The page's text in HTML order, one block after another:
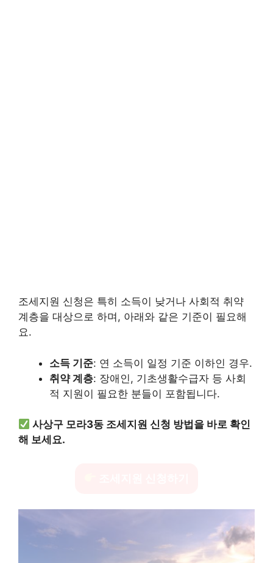
조세지원 신청은 특히 소득이 낮거나 사회적 취약
계층을 대상으로 하며, 아래와 같은 기준이 필요해
요.
소득 기준: 연 소득이 일정 기준 이하인 경우.
취약 계층: 장애인, 기초생활수급자 등 사회
적 지원이 필요한 분들이 포함됩니다.
사상구 모라3동 조세지원 신청 방법을 바로 확인
해 보세요.